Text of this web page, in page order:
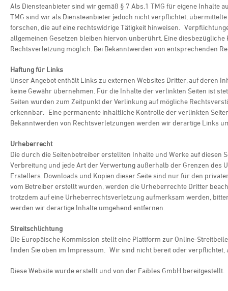
Als Diensteanbieter sind wir gemäß § 7 Abs.1 TMG für eigene Inhalte
TMG sind wir als Diensteanbieter jedoch nicht verpflichtet,
forschen, die auf eine rechtswidrige Tätigkeit hinweisen.
allgemeinen Gesetzen bleiben hiervon unberührt. Eine
Rechtsverletzung möglich. Bei Bekanntwerden von entsprechenden
Haftung für Links
Unser Angebot enthält Links zu externen Websites Dritter, auf deren
keine Gewähr übernehmen. Für die Inhalte der verlinkten Seiten ist
Seiten wurden zum Zeitpunkt der Verlinkung auf mögliche
erkennbar. Eine permanente inhaltliche Kontrolle der verlinkten
Bekanntwerden von Rechtsverletzungen werden wir derartige Links
Urheberrecht
Die durch die Seitenbetreiber erstellten Inhalte und Werke auf diesen
Verbreitung und jede Art der Verwertung außerhalb der Grenzen
Erstellers. Downloads und Kopien dieser Seite sind nur für den
vom Betreiber erstellt wurden, werden die Urheberrechte Dritter
trotzdem auf eine Urheberrechtsverletzung aufmerksam werden,
werden wir derartige Inhalte umgehend entfernen.
Streitschlichtung
Die Europäische Kommission stellt eine Plattform zur Online-
finden Sie oben im Impressum. Wir sind nicht bereit oder
Diese Website wurde erstellt und von der Faibles GmbH bereitgestellt.